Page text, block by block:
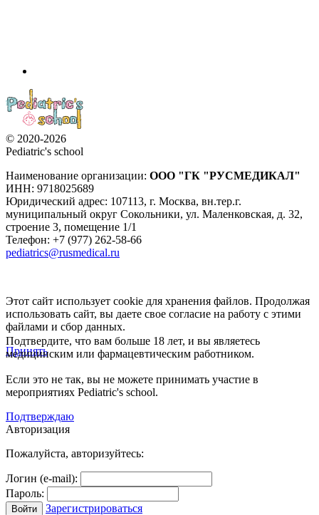
© 2020-2026
Pediatric's school
Наименование организации: ООО "ГК "РУСМЕДИКАЛ"
ИНН: 9718025689
Юридический адрес: 107113, г. Москва, вн.тер.г.
муниципальный округ Сокольники, ул. Маленковская, д. 32,
строение 3, помещение 1/1
Телефон: +7 (977) 262-58-66
pediatrics@rusmedical.ru
Этот сайт использует cookie для хранения файлов. Продолжая
использовать сайт, вы даете свое согласие на работу с этими
файлами и сбор данных.
Принять
Подтвердите, что вам больше 18 лет, и вы являетесь
медицинским или фармацевтическим работником.
Если это не так, вы не можете принимать участие в
мероприятиях Pediatric's school.
Подтверждаю
Авторизация
Пожалуйста, авторизуйтесь:
Логин (e-mail):
Пароль:
Зарегистрироваться